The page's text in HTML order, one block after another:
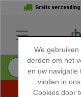
Gratis verzending
We
derden om het
en uw navigatie
vinden in
Cookies door